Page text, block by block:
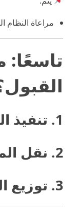
مراعاة النظام
تاسعًا:
1. تنفيذ الوصية
2. نقل الملكيات
3. توزيع الباقي